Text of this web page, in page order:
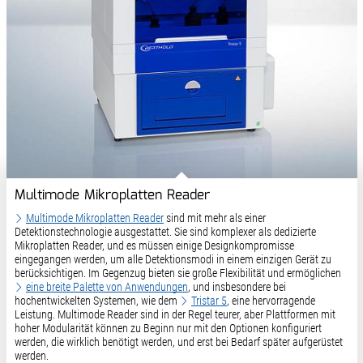
Multimode Mikroplatten Reader
Multimode Mikroplatten Readersind mit mehr als einer
Detektionstechnologie ausgestattet. Sie sind komplexer als dedizierte
Mikroplatten Reader, und es müssen einige Designkompromisse
eingegangen werden, um alle Detektionsmodi in einem einzigen Gerät zu
berücksichtigen. Im Gegenzug bieten sie große Flexibilität und ermöglichen
eine breite Palette von Anwendungen, und insbesondere bei
hochentwickelten Systemen, wie dem
Tristar 5, eine hervorragende
Leistung. Multimode Reader sind in der Regel teurer, aber Plattformen mit
hoher Modularität können zu Beginn nur mit den Optionen konfiguriert
werden, die wirklich benötigt werden, und erst bei Bedarf später aufgerüstet
werden.